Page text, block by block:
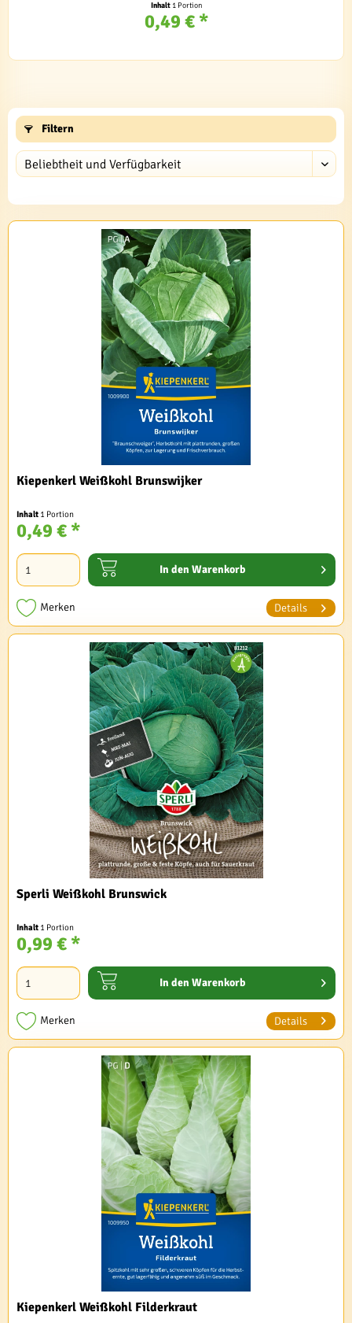
Inhalt 1 Portion
0,49 € *
Filtern
Kiepenkerl Weißkohl Brunswijker
Inhalt 1 Portion
0,49 € *
In den Warenkorb
Merken Details
Sperli Weißkohl Brunswick
Inhalt 1 Portion
0,99 € *
In den Warenkorb
Merken Details
Kiepenkerl Weißkohl Filderkraut